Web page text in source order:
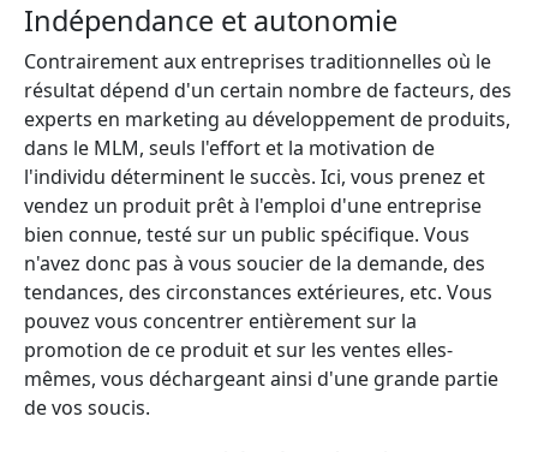
Indépendance et autonomie
Contrairement aux entreprises traditionnelles où le
résultat dépend d'un certain nombre de facteurs, des
experts en marketing au développement de produits,
dans le MLM, seuls l'effort et la motivation de
l'individu déterminent le succès. Ici, vous prenez et
vendez un produit prêt à l'emploi d'une entreprise
bien connue, testé sur un public spécifique. Vous
n'avez donc pas à vous soucier de la demande, des
tendances, des circonstances extérieures, etc. Vous
pouvez vous concentrer entièrement sur la
promotion de ce produit et sur les ventes elles-
mêmes, vous déchargeant ainsi d'une grande partie
de vos soucis.